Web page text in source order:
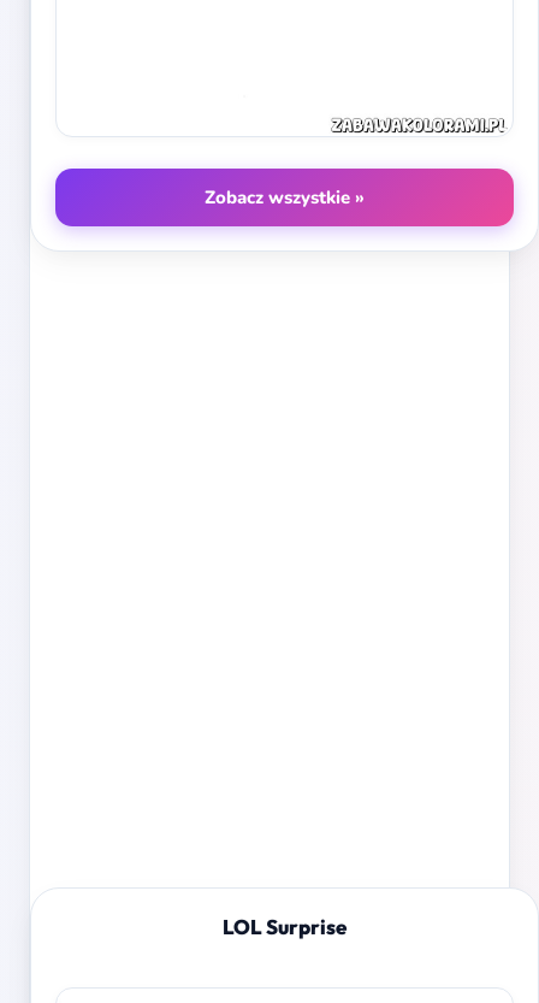
Zobacz wszystkie »
LOL Surprise